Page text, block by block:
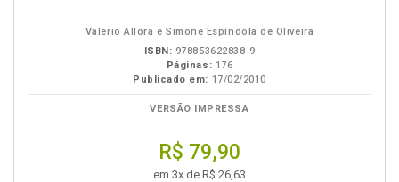
Valerio Allora e Simone Espíndola de Oliveira
ISBN: 978853622838-9
Páginas: 176
Publicado em: 17/02/2010
VERSÃO IMPRESSA
R$ 79,90
em 3x de R$ 26,63